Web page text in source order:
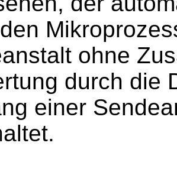
ohne
durch die
einer